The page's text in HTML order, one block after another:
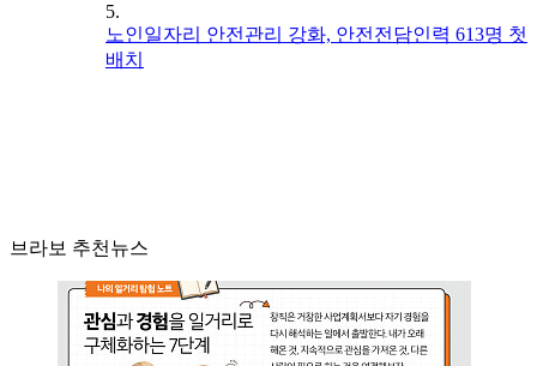
5.
노인일자리 안전관리 강화, 안전전담인력 613명 첫
배치
브라보 추천뉴스